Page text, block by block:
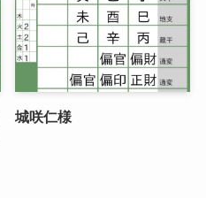
城咲仁様